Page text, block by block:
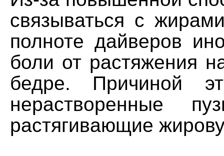
связываться с
полноте дайверов
боли от растяжения
бедре. Причиной
нерастворенные
растягивающие